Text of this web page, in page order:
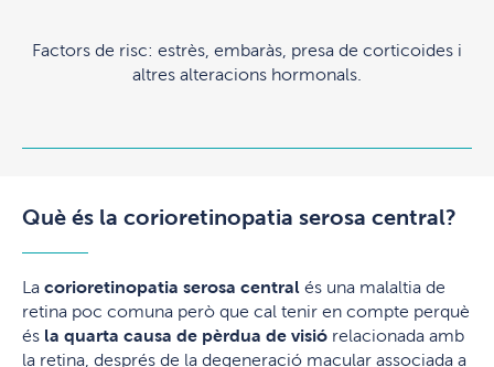
Factors de risc: estrès, embaràs, presa de corticoides i
altres alteracions hormonals.
Què és la corioretinopatia serosa central?
La corioretinopatia serosa central és una malaltia de
retina poc comuna però que cal tenir en compte perquè
és la quarta causa de pèrdua de visió relacionada amb
la retina, després de la degeneració macular associada a